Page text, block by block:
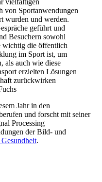
vielfältigen
von Sportanwendungen
wurden und werden.
geführt und
Besuchern sowohl
wichtig die öffentlich
im Sport ist, um
als auch wie diese
erzielten Lösungen
zurückwirken
Jahr in den
und forscht mit seiner
Processing
der Bild- und
.